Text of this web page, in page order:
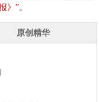
》”。